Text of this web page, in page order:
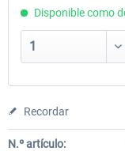
Disponible como
Recordar
N.º artículo: